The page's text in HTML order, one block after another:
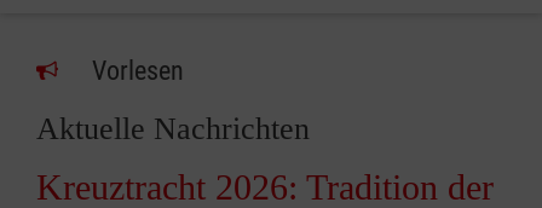
Vorlesen
Aktuelle Nachrichten
Kreuztracht 2026: Tradition der